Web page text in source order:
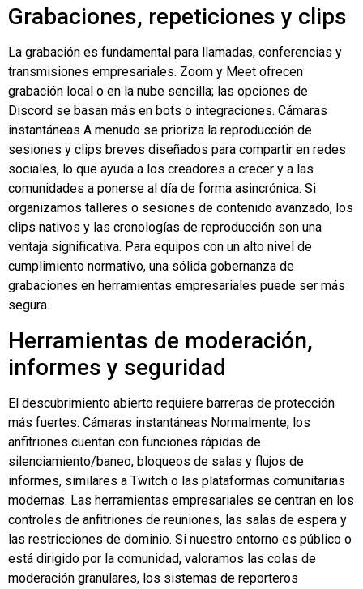
Grabaciones, repeticiones y clips
La grabación es fundamental para llamadas, conferencias y
transmisiones empresariales. Zoom y Meet ofrecen
grabación local o en la nube sencilla; las opciones de
Discord se basan más en bots o integraciones. Cámaras
instantáneas A menudo se prioriza la reproducción de
sesiones y clips breves diseñados para compartir en redes
sociales, lo que ayuda a los creadores a crecer y a las
comunidades a ponerse al día de forma asincrónica. Si
organizamos talleres o sesiones de contenido avanzado, los
clips nativos y las cronologías de reproducción son una
ventaja significativa. Para equipos con un alto nivel de
cumplimiento normativo, una sólida gobernanza de
grabaciones en herramientas empresariales puede ser más
segura.
Herramientas de moderación,
informes y seguridad
El descubrimiento abierto requiere barreras de protección
más fuertes. Cámaras instantáneas Normalmente, los
anfitriones cuentan con funciones rápidas de
silenciamiento/baneo, bloqueos de salas y flujos de
informes, similares a Twitch o las plataformas comunitarias
modernas. Las herramientas empresariales se centran en los
controles de anfitriones de reuniones, las salas de espera y
las restricciones de dominio. Si nuestro entorno es público o
está dirigido por la comunidad, valoramos las colas de
moderación granulares, los sistemas de reporteros